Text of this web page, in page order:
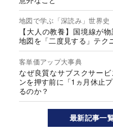
地図で学ぶ「深読み」世界史
【大人の教養】国境線が
地図を「二度見する」テク
客単価アップ大事典
なぜ良質なサブスクサー
ンを押す前に「1ヵ月休止
るのか？
最新記事一